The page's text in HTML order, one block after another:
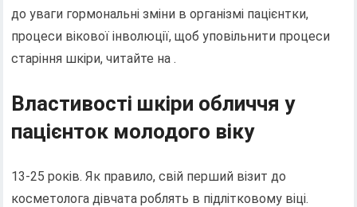
до уваги гормональні зміни в організмі пацієнтки,
процеси вікової інволюції, щоб уповільнити процеси
старіння шкіри, читайте на .
Властивості шкіри обличчя у
пацієнток молодого віку
13-25 років. Як правило, свій перший візит до
косметолога дівчата роблять в підлітковому віці.